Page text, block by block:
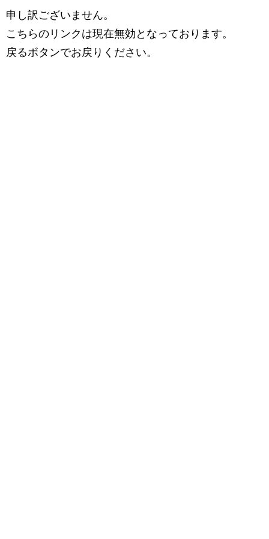
申し訳ございません。
こちらのリンクは現在無効となっております。
戻るボタンでお戻りください。